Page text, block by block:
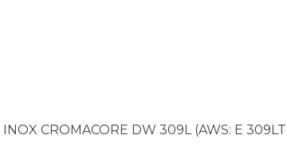
CROMACORE DW 309L (AWS: E